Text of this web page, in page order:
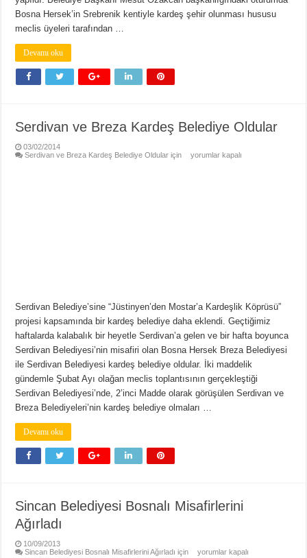
Bosna Hersek’in Srebrenik kentiyle kardeş şehir olunması hususu
meclis üyeleri tarafından …
Devamı oku
Serdivan ve Breza Kardeş Belediye Oldular
03/02/2014
Serdivan ve Breza Kardeş Belediye Oldular için
yorumlar kapalı
Serdivan Belediye’sine “Jüstinyen’den Mostar’a Kardeşlik Köprüsü”
projesi kapsamında bir kardeş belediye daha eklendi. Geçtiğimiz
haftalarda kalabalık bir heyetle Serdivan’a gelen ve bir hafta boyunca
Serdivan Belediyesi’nin misafiri olan Bosna Hersek Breza Belediyesi
ile Serdivan Belediyesi kardeş belediye oldular. İki maddelik
gündemle Şubat Ayı olağan meclis toplantısının gerçekleştiği
Serdivan Belediyesi’nde, 2’inci Madde olarak görüşülen Serdivan ve
Breza Belediyeleri’nin kardeş belediye olmaları …
Devamı oku
Sincan Belediyesi Bosnalı Misafirlerini
Ağırladı
10/09/2013
Sincan Belediyesi Bosnalı Misafirlerini Ağırladı için
yorumlar kapalı